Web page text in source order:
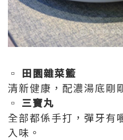
▫️ 田園雜菜籃
清新健康，配濃湯底剛
▫️ 三寶丸
全部都係手打，彈牙有
入味。